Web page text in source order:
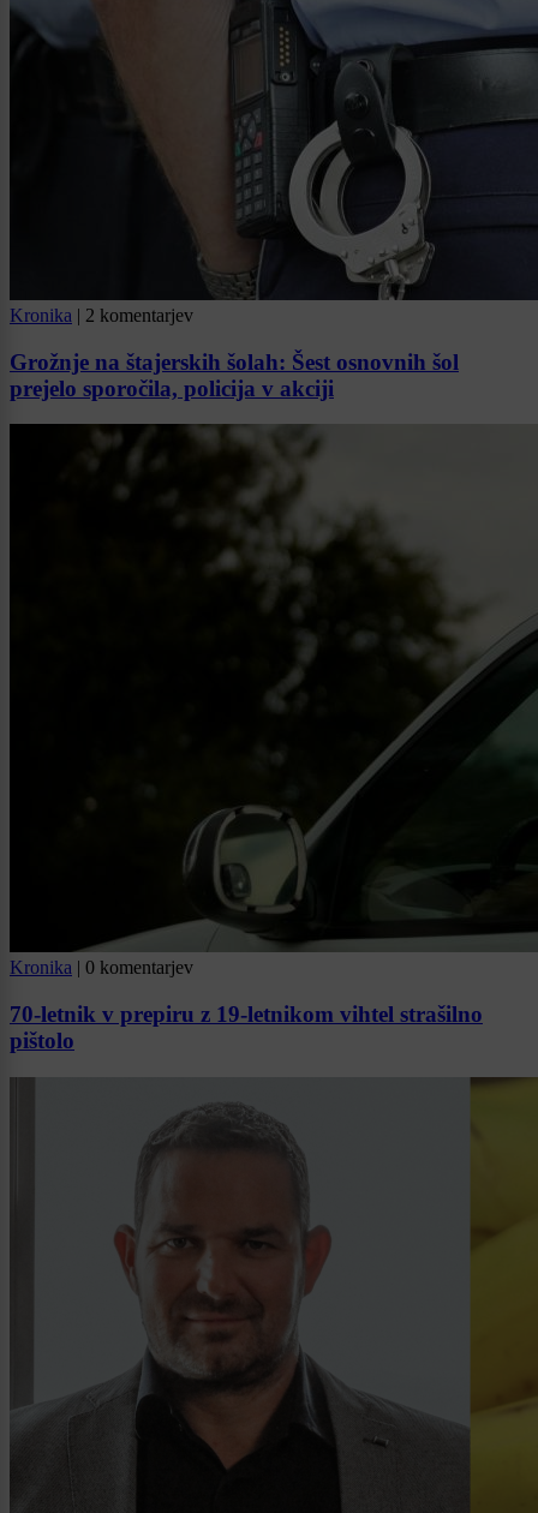
Kronika | 2 komentarjev
Grožnje na štajerskih šolah: Šest osnovnih šol
prejelo sporočila, policija v akciji
Kronika | 0 komentarjev
70-letnik v prepiru z 19-letnikom vihtel strašilno
pištolo